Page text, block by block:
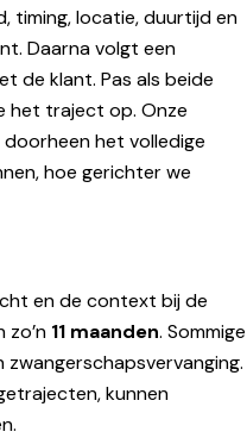
timing, locatie, duurtijd en
Daarna volgt een
de klant. Pas als beide
het traject op. Onze
het volledige
hoe gerichter we
en de context bij de
11 maanden. Sommige
zwangerschapsvervanging.
kunnen